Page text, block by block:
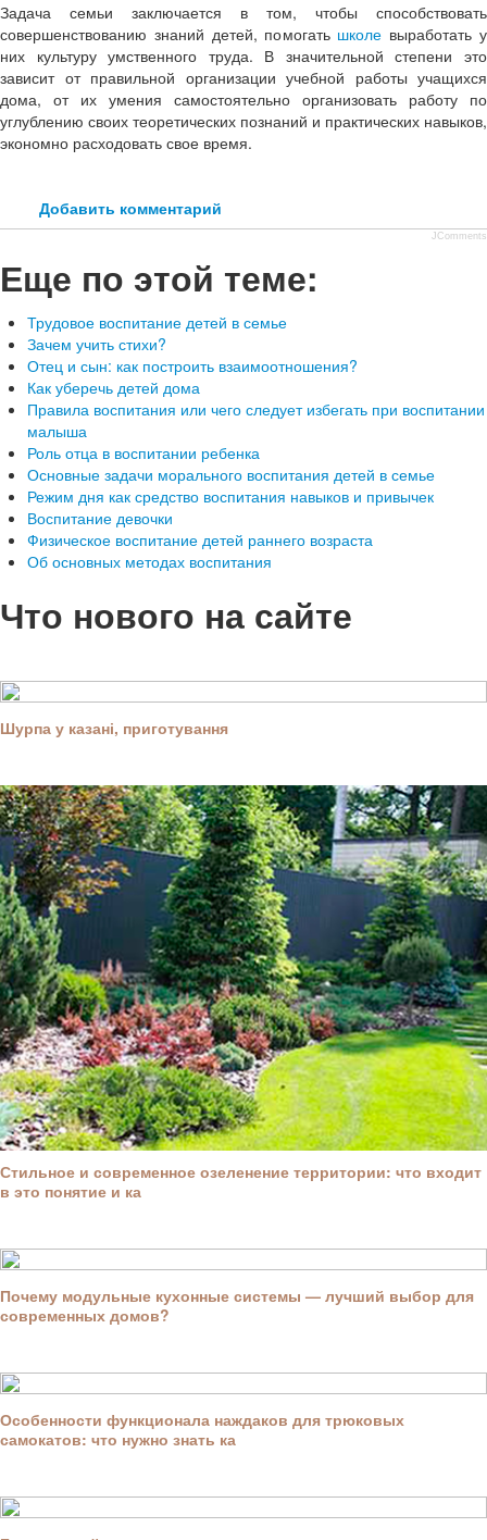
Задача семьи заключается в том, чтобы способствовать
совершенствованию знаний детей, помогать школе выработать у
них культуру умственного труда. В значитель­ной степени это
зависит от правильной орга­низации учебной работы учащихся
дома, от их умения самостоятельно организовать ра­боту по
углублению своих теоретических по­знаний и практических навыков,
экономно расходовать свое время.
Добавить комментарий
JComments
Еще по этой теме:
Трудовое воспитание детей в семье
Зачем учить стихи?
Отец и сын: как построить взаимоотношения?
Как уберечь детей дома
Правила воспитания или чего следует избегать при воспитании
малыша
Роль отца в воспитании ребенка
Основные задачи морального воспитания детей в семье
Режим дня как средство воспитания навыков и привычек
Воспитание девочки
Физическое воспитание детей раннего возраста
Об основных методах воспитания
Что нового на сайте
Шурпа у казані, приготування
Стильное и современное озеленение территории: что входит
в это понятие и ка
Почему модульные кухонные системы — лучший выбор для
современных домов?
Особенности функционала наждаков для трюковых
самокатов: что нужно знать ка